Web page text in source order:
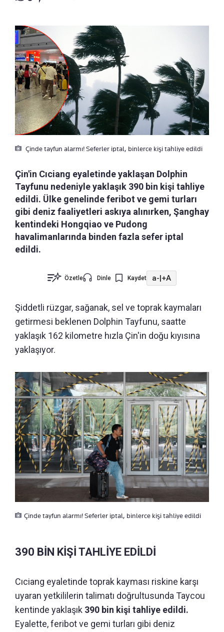
Çinde tayfun alarmı! Seferler iptal, binlerce kişi tahliye edildi
Çin'in Cıciang eyaletinde yaklaşan Dolphin
Tayfunu nedeniyle yaklaşık 390 bin kişi tahliye
edildi. Ülke genelinde feribot ve gemi turları
gibi deniz faaliyetleri askıya alınırken, Şanghay
kentindeki Hongqiao ve Pudong
havalimanlarında binden fazla sefer iptal
edildi.
Özetle Dinle Kaydet a-|+A
Şiddetli rüzgar, sağanak, sel ve toprak kaymaları
getirmesi beklenen Dolphin Tayfunu, saatte
yaklaşık 162 kilometre hızla Çin'in doğu kıyısına
yaklaşıyor.
Çinde tayfun alarmı! Seferler iptal, binlerce kişi tahliye edildi
390 BİN KİŞİ TAHLİYE EDİLDİ
Cıciang eyaletinde toprak kayması riskine karşı
uyaran yetkililerin talimatı doğrultusunda Taycou
kentinde yaklaşık 390 bin kişi tahliye edildi.
Eyalette, feribot ve gemi turları gibi deniz